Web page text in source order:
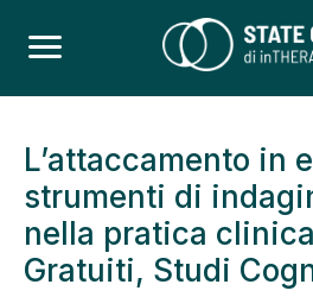
L’attaccamento in
strumenti di
nella pratica
Gratuiti, Studi